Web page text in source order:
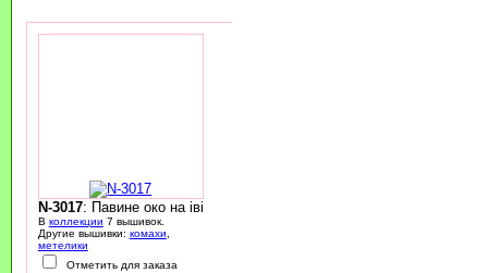
N-3017: Павине око на іві
В коллекции 7 вышивок.
Другие вышивки: комахи
метелики
Отметить для заказа